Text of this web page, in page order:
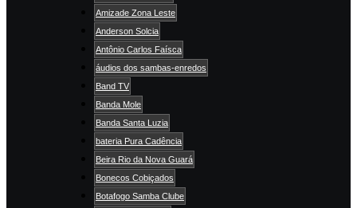
Amizade Zona Leste
Anderson Solcia
Antônio Carlos Faísca
áudios dos sambas-enredos
Band TV
Banda Mole
Banda Santa Luzia
bateria Pura Cadência
Beira Rio da Nova Guará
Bonecos Cobiçados
Botafogo Samba Clube